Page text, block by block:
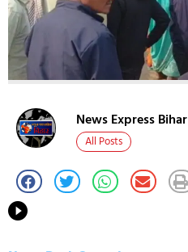
News Express Bihar
All Posts